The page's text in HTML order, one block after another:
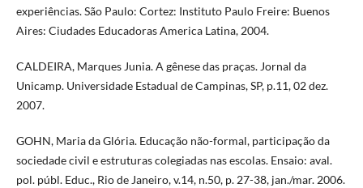
experiências. São Paulo: Cortez: Instituto Paulo Freire: Buenos
Aires: Ciudades Educadoras America Latina, 2004.
CALDEIRA, Marques Junia. A gênese das praças. Jornal da
Unicamp. Universidade Estadual de Campinas, SP, p.11, 02 dez.
2007.
GOHN, Maria da Glória. Educação não-formal, participação da
sociedade civil e estruturas colegiadas nas escolas. Ensaio: aval.
pol. públ. Educ., Rio de Janeiro, v.14, n.50, p. 27-38, jan./mar. 2006.